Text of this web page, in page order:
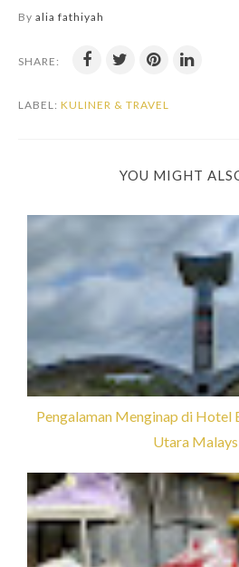
By alia fathiyah
SHARE:
LABEL: KULINER & TRAVEL
YOU MIGHT
Pengalaman Menginap di
Utara